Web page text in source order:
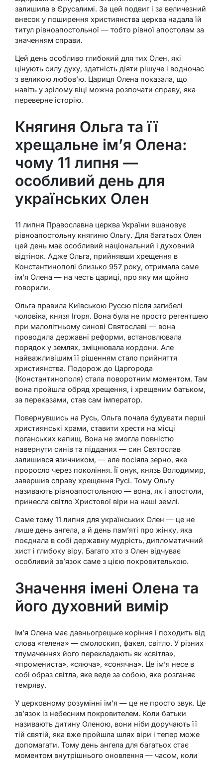
залишила в Єрусалимі. За цей подвиг і за величезний
внесок у поширення християнства церква надала їй
титул рівноапостольної — тобто рівної апостолам за
значенням справи.
Цей день особливо глибокий для тих Олен, які
цінують силу духу, здатність діяти рішуче і водночас
з великою любов’ю. Цариця Олена показала, що
навіть у зрілому віці можна розпочати справу, яка
переверне історію.
Княгиня Ольга та її
хрещальне ім’я Олена:
чому 11 липня —
особливий день для
українських Олен
11 липня Православна церква України вшановує
рівноапостольну княгиню Ольгу. Для багатьох Олен
цей день має особливий національний і духовний
відтінок. Адже Ольга, прийнявши хрещення в
Константинополі близько 957 року, отримала саме
ім’я Олена — на честь цариці, про яку ми щойно
говорили.
Ольга правила Київською Руссю після загибелі
чоловіка, князя Ігоря. Вона була не просто регентшею
при малолітньому синові Святославі — вона
проводила державні реформи, встановлювала
порядок у землях, зміцнювала кордони. Але
найважливішим її рішенням стало прийняття
християнства. Подорож до Царгорода
(Константинополя) стала поворотним моментом. Там
вона пройшла обряд хрещення, і хрещеним батьком,
за переказами, став сам імператор.
Повернувшись на Русь, Ольга почала будувати перші
християнські храми, ставити хрести на місці
поганських капищ. Вона не змогла повністю
навернути синів та підданих — син Святослав
залишився язичником, — але посіяла зерно, яке
проросло через покоління. Її онук, князь Володимир,
завершив справу хрещення Русі. Тому Ольгу
називають рівноапостольною — вона, як і апостоли,
принесла світло Христової віри на наші землі.
Саме тому 11 липня для українських Олен — це не
лише день ангела, а й день пам’яті про жінку, яка
поєднала в собі державну мудрість, дипломатичний
хист і глибоку віру. Багато хто з Олен відчуває
особливий зв’язок саме з цією покровителькою.
Значення імені Олена та
його духовний вимір
Ім’я Олена має давньогрецьке коріння і походить від
слова «гелена» — смолоскип, факел, світло. У різних
тлумаченнях його перекладають як «світла»,
«промениста», «сяюча», «сонячна». Це ім’я несе в
собі образ світла, яке веде за собою, яке розганяє
темряву.
У церковному розумінні ім’я — це не просто звук. Це
зв’язок із небесним покровителем. Коли батьки
називають дитину Оленою, вони ніби доручають її
тій святій, яка вже пройшла шлях віри і тепер може
допомагати. Тому день ангела для багатьох стає
моментом внутрішнього оновлення — часом, коли